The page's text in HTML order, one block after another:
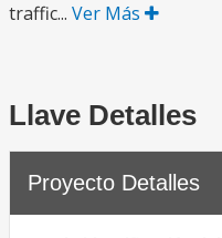
traffic... Ver Más
Llave Detalles
Proyecto Detalles